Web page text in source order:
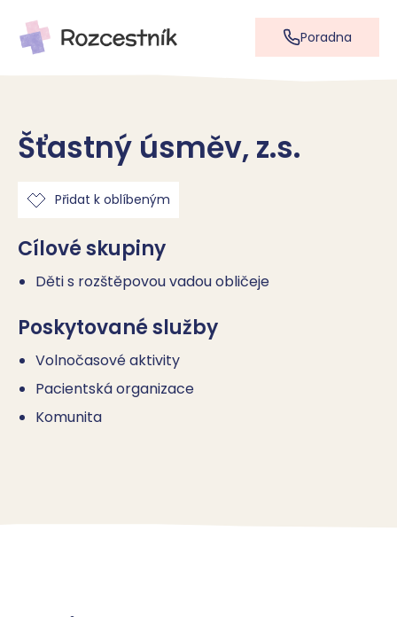
Poradna
Šťastný úsměv, z.s.
Přidat k oblíbeným
Cílové skupiny
Děti s rozštěpovou vadou obličeje
Poskytované služby
Volnočasové aktivity
Pacientská organizace
Komunita